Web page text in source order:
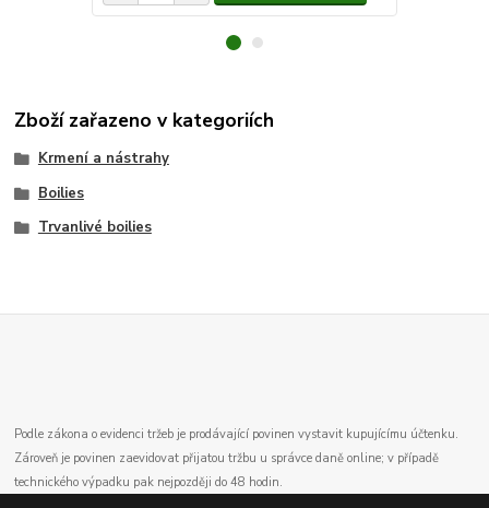
Zboží zařazeno v kategoriích
Krmení a nástrahy
Boilies
Trvanlivé boilies
Podle zákona o evidenci tržeb je prodávající povinen vystavit kupujícímu účtenku.
Zároveň je povinen zaevidovat přijatou tržbu u správce daně online; v případě
technického výpadku pak nejpozději do 48 hodin.